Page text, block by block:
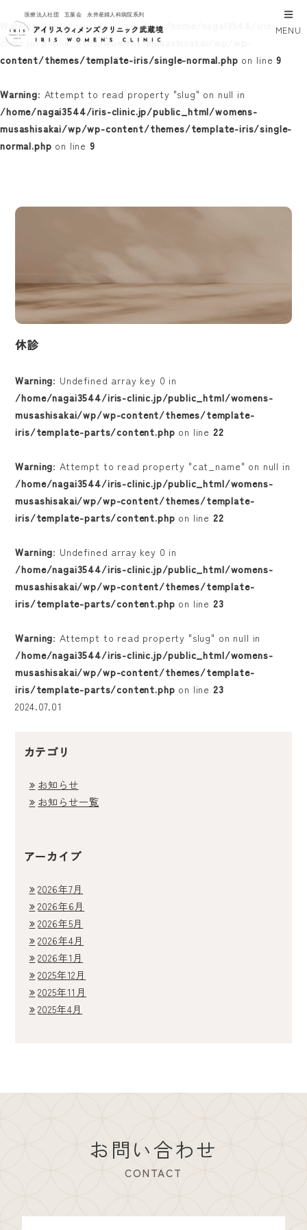
医療法人社団 五葉会 永井産婦人科病院系列
MENU
Warning: Undefined array key 0 in
/home/nagai3544/iris-
clinic.jp/public_html/womens-musashisakai/wp/wp-
content/themes/template-iris/single-normal.php on line9
Warning: Attempt to read property "slug" on null in
/home/nagai3544/iris-clinic.jp/public_html/womens-
musashisakai/wp/wp-content/themes/template-iris/single-
normal.php on line 9
休診
Warning: Undefined array key 0 in
/home/nagai3544/iris-clinic.jp/public_html/womens-
musashisakai/wp/wp-content/themes/template-
iris/template-parts/content.php on line22
Warning: Attempt to read property "cat_name" on null in
/home/nagai3544/iris-clinic.jp/public_html/womens-
musashisakai/wp/wp-content/themes/template-
iris/template-parts/content.php on line22
Warning: Undefined array key 0 in
/home/nagai3544/iris-clinic.jp/public_html/womens-
musashisakai/wp/wp-content/themes/template-
iris/template-parts/content.php on line23
Warning: Attempt to read property "slug" on null in
/home/nagai3544/iris-clinic.jp/public_html/womens-
musashisakai/wp/wp-content/themes/template-
iris/template-parts/content.php on line23
2024.07.01
カテゴリ
お知らせ
お知らせ一覧
アーカイブ
2026年7月
2026年6月
2026年5月
2026年4月
2026年1月
2025年12月
2025年11月
2025年4月
お問い合わせ
CONTACT
ホーム
医院紹介
不妊治療
婦人科